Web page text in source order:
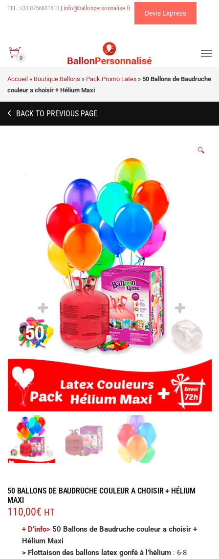
TEL.:+33 0756801610 | info@ballonpersonnalise.fr
Devis Express
0
Accueil » Boutique Ballons » Pack Promo Latex » 50 Ballons de Baudruche
couleur a choisir + Hélium Maxi
BACK TO PREVIOUS PAGE
🔍
50 BALLONS DE BAUDRUCHE COULEUR A CHOISIR + HÉLIUM
MAXI
110,00€ HT
+ D’info> 50 Ballons de Baudruche couleur a choisir +
Hélium Maxi
> Flottaison des ballons latex gonfé à l’hélium : 6-8